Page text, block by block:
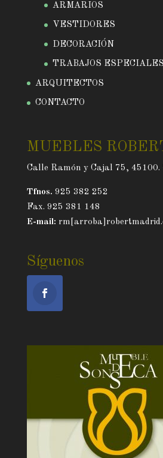
ARMARIOS
VESTIDORES
DECORACIÓN
TRABAJOS ESPECIALES
ARQUITECTOS
CONTACTO
MUEBLES
Calle Ramón y Cajal 75, 45100.
Tfnos. 925 382 252
Fax. 925 381 148
E-mail:
Síguenos